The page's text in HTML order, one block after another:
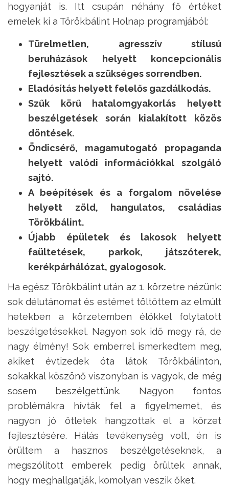
hogyanját is. Itt csupán néhány fő értéket
emelek ki a Törökbálint Holnap programjából:
Türelmetlen, agresszív stílusú
beruházások helyett koncepcionális
fejlesztések a szükséges sorrendben.
Eladósítás helyett felelős gazdálkodás.
Szűk körű hatalomgyakorlás helyett
beszélgetések során kialakított közös
döntések.
Öndicsérő, magamutogató propaganda
helyett valódi információkkal szolgáló
sajtó.
A beépítések és a forgalom növelése
helyett zöld, hangulatos, családias
Törökbálint.
Újabb épületek és lakosok helyett
faültetések, parkok, játszóterek,
kerékpárhálózat, gyalogosok.
Ha egész Törökbálint után az 1. körzetre nézünk:
sok délutánomat és estémet töltöttem az elmúlt
hetekben a körzetemben élőkkel folytatott
beszélgetésekkel. Nagyon sok idő megy rá, de
nagy élmény! Sok emberrel ismerkedtem meg,
akiket évtizedek óta látok Törökbálinton,
sokakkal köszönő viszonyban is vagyok, de még
sosem beszélgettünk. Nagyon fontos
problémákra hívták fel a figyelmemet, és
nagyon jó ötletek hangzottak el a körzet
fejlesztésére. Hálás tevékenység volt, én is
örültem a hasznos beszélgetéseknek, a
megszólított emberek pedig örültek annak,
hogy meghallgatják, komolyan veszik őket.